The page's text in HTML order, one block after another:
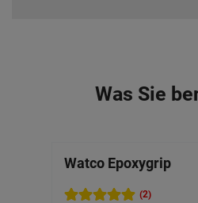
Was Sie
Watco Epoxygrip
(2)